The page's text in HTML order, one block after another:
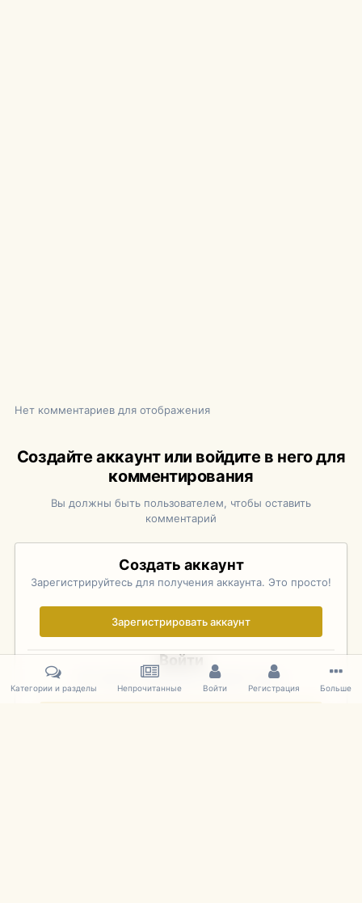
Нет комментариев для отображения
Создайте аккаунт или войдите в него для
комментирования
Вы должны быть пользователем, чтобы оставить
комментарий
Создать аккаунт
Зарегистрируйтесь для получения аккаунта. Это просто!
Зарегистрировать аккаунт
Войти
Уже зарегистрированы? Войдите здесь.
Категории и разделы Непрочитанные Войти Регистрация Больше